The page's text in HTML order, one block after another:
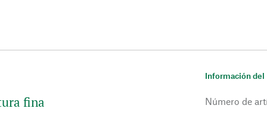
fina
Información del
Número de